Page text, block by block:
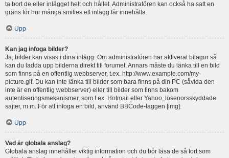
ta bort de eller inlägget helt och hållet. Administratören kan också ha satt en
gräns för hur många smilies ett inlägg får innehålla.
Upp
Kan jag infoga bilder?
Ja, bilder kan visas i dina inlägg. Om administratören har aktiverat bilagor så
kan du ladda upp bilderna direkt till forumet. Annars måste du länka till en bild
som finns på en offentlig webbserver, t.ex. http://www.example.com/my-
picture.gif. Du kan inte länka till bilder som bara finns på din PC (såvida den
inte är en offentlig webbserver) eller till bilder som finns bakom
autentiseringsmekanismer, som t.ex. Hotmail eller Yahoo, lösenorsskyddade
sajter, m.m. För att infoga en bild, använd BBCode-taggen [img].
Upp
Vad är globala anslag?
Globala anslag innehåller viktig information och du bör läsa de så fort som